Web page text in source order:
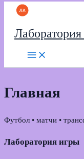
Главная
Футбол • матчи •
Лаборатория игры